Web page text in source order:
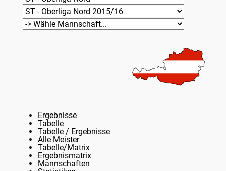
Ergebnisse
Tabelle
Tabelle / Ergebnisse
Alle Meister
Tabelle/Matrix
Ergebnismatrix
Mannschaften